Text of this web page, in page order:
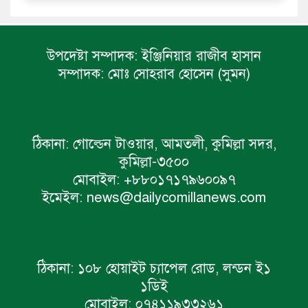
উপদেষ্টা সম্পাদক: ইঞ্জিনিয়ার রাজীব হাসান
সম্পাদক: মোঃ সোহরাব হোসেন (সুমন)
ঠিকানা: গোল্ডেন টাওয়ার, আমতলী, কুমিল্লা সদর,
কুমিল্লা-৩৫০০
মোবাইল: +৮৮০১৭১৭৯৬০০৯৭
ইমেইল: news@dailycomillanews.com
ঠিকানা: ১০৮ হোয়াইট চ্যাপেল রোড, লন্ডন ই১
১ডিই
মোবাইল: ০৭৪১১৯৩৩২৬১